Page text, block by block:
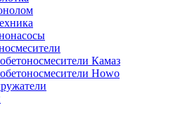
Камаз
Howo